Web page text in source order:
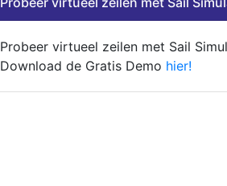
Probeer virtueel zeilen met Sail
Download de Gratis Demo hier!